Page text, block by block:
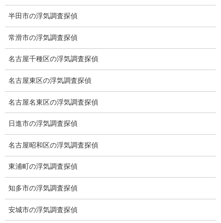
アルバムを探すと銀色で剣みたいに縦に長いです。
それでギン（銀）、ケン（剣）、ソウ（草）を合わせてギンケン
ソウにしたのかも。
カテゴリー ブログ
半田市の浮気調査探偵
常滑市の浮気調査探偵
名古屋千種区の浮気調査探偵
名古屋東区の浮気調査探偵
名古屋名東区の浮気調査探偵
日進市の浮気調査探偵
名古屋昭和区の浮気調査探偵
東浦町の浮気調査探偵
知多市の浮気調査探偵
安城市の浮気調査探偵